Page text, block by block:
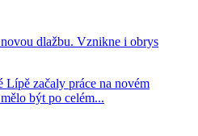
dlažbu. Vznikne i obrys
Lípě začaly práce na novém
být po celém...